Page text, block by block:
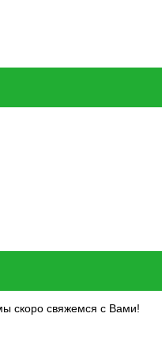
скоро свяжемся с Вами!